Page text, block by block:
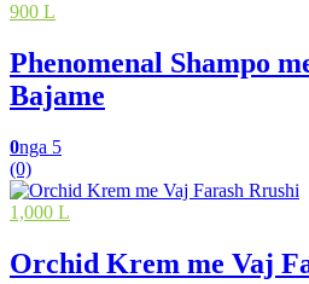
900 L
Phenomenal Shampo
Bajame
0nga 5
(0)
1,000 L
Orchid Krem me Vaj